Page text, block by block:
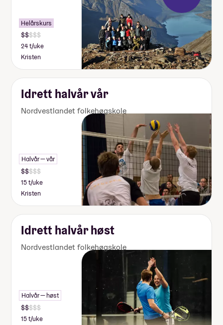
Helårskurs
24 t/uke
Kristen
Idrett halvår vår
Nordvestlandet folkehøgskole
Halvår — vår
15 t/uke
Kristen
Idrett halvår høst
Nordvestlandet folkehøgskole
Halvår — høst
15 t/uke